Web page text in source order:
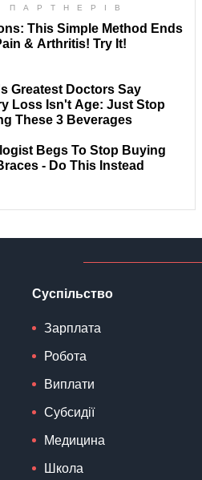
Суспільство
Зарплата
Робота
Виплати
Субсидії
Медицина
Школа